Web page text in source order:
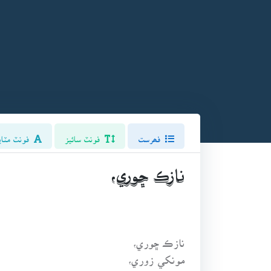
فونٽ سائيز فونٽ
نازڪ ڇوري،
نازڪ ڇوري،
مونکي زوري،